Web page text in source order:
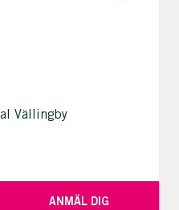
Vällingby
ANMÄL DIG